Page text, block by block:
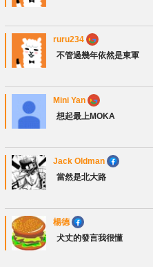
ruru234
不管過幾年依然是東軍
Mini Yan
想起最上MOKA
Jack Oldman
當然是北大路
楊德
犬丈的發言我很懂